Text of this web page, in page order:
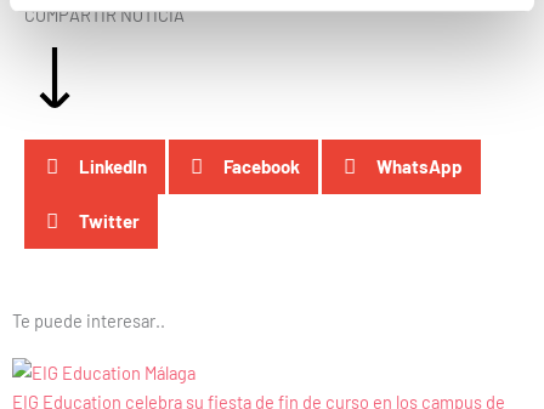
COMPARTIR NOTICIA
LinkedIn Facebook WhatsApp
Twitter
Te puede interesar..
EIG Education celebra su fiesta de fin de curso en los campus de